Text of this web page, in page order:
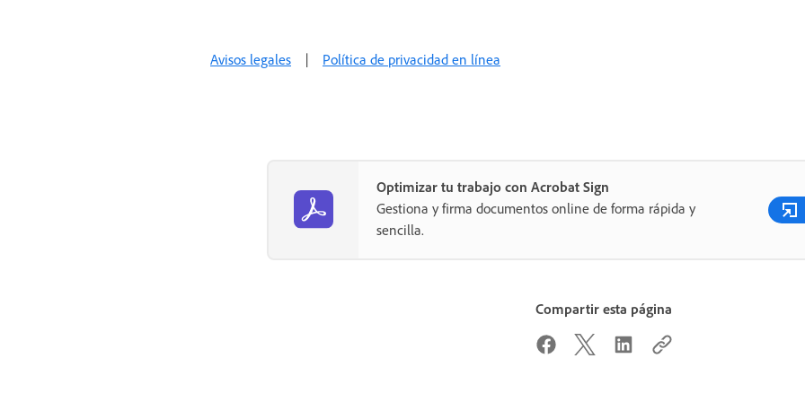
Avisos legales | Política de privacidad en línea
Optimizar tu trabajo con Acrobat Sign
Gestiona y firma documentos online de forma rápida y
sencilla.
Compartir esta página